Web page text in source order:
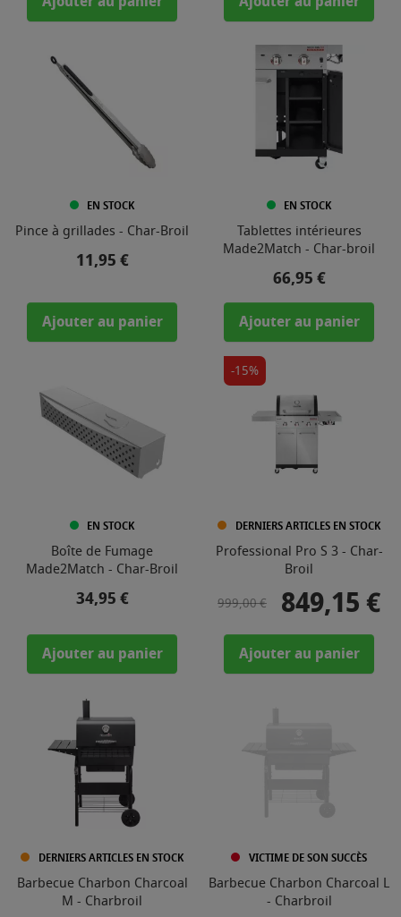
EN STOCK
Pince à grillades - Char-Broil
Prix
11,95 €
Ajouter au panier
EN STOCK
Tablettes intérieures
Made2Match - Char-broil
Prix
66,95 €
Ajouter au panier
EN STOCK
Boîte de Fumage
Made2Match - Char-Broil
Prix
34,95 €
Ajouter au panier
-15%
DERNIERS ARTICLES EN STOCK
Professional Pro S 3 - Char-
Broil
Prix de base
999,00 € Prix
849,15 €
Ajouter au panier
DERNIERS ARTICLES EN STOCK
Barbecue Charbon Charcoal
M - Charbroil
VICTIME DE SON SUCCÈS
Barbecue Charbon Charcoal L
- Charbroil